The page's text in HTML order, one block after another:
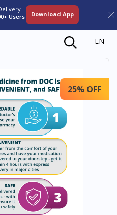
Users Download App
EN
25% OFF